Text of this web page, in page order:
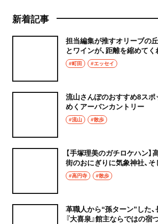
新着記事
担当編集が推すオリーブの
とワインが、距離を縮めてく
飯diary】
#町田 #エッセイ
流山さんぽのおすすめ8スポ
めくアーバンカントリー
#流山 #散歩
【手塚理美のガチロケハン】
街のおにぎりに気象神社、そ
タ」へ！
#高円寺 #散歩
革職人から“孫ターン”した
『大喜泉』館主ならではの宿